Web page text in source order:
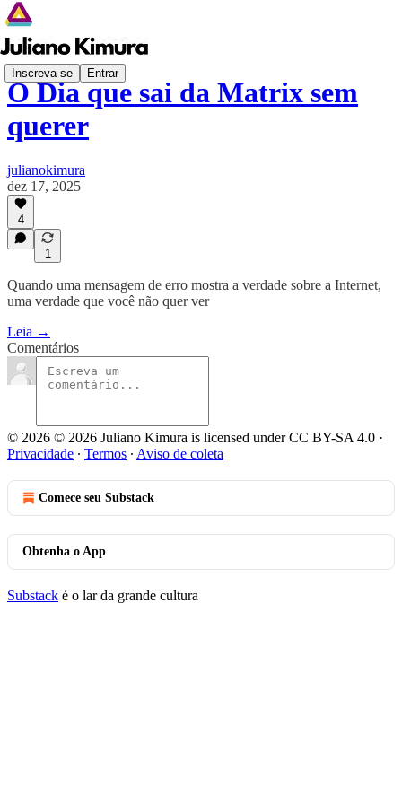
Inscreva-se Entrar
O Dia que sai da Matrix sem
querer
julianokimura
dez 17, 2025
4
1
Quando uma mensagem de erro mostra a verdade sobre a Internet,
uma verdade que você não quer ver
Leia →
Comentários
© 2026 © 2026 Juliano Kimura is licensed under CC BY-SA 4.0 ·
Privacidade ∙ Termos ∙ Aviso de coleta
Comece seu Substack
Obtenha o App
Substack é o lar da grande cultura